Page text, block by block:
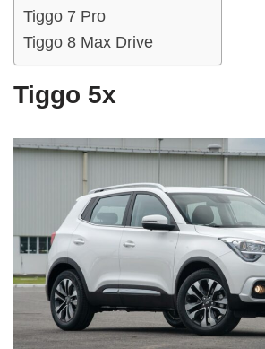
Tiggo 7 Pro
Tiggo 8 Max Drive
Tiggo 5x